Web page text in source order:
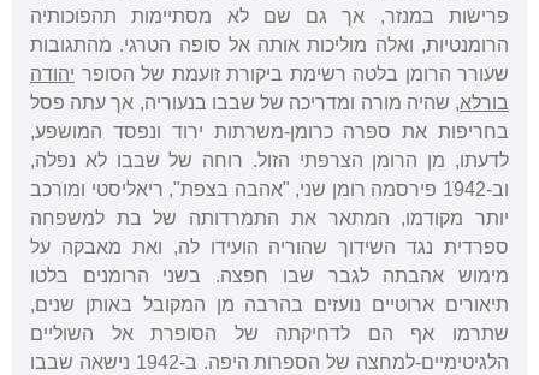
פרישות במנזר, אך גם שם לא מסתיימות תהפוכותיה
הרומנטיות, ואלה מוליכות אותה אל סופה הטרגי. מהתגובות
שעורר הרומן בלטה רשימת ביקורת זועמת של הסופר יהודה
בורלא, שהיה מורה ומדריכה של שבבו בנעוריה, אך עתה פסל
בחריפות את ספרה כרומן-משרתות ירוד ונפסד המושפע,
לדעתו, מן הרומן הצרפתי הזול. רוחה של שבבו לא נפלה,
וב-1942 פירסמה רומן שני, "אהבה בצפת", ריאליסטי ומורכב
יותר מקודמו, המתאר את התמרדותה של בת למשפחה
ספרדית נגד השידוך שהוריה הועידו לה, ואת מאבקה על
מימוש אהבתה לגבר שבו חפצה. בשני הרומנים בלטו
תיאורים ארוטיים נועזים בהרבה מן המקובל באותן שנים,
שתרמו אף הם לדחיקתה של הסופרת אל השוליים
הלגיטימיים-למחצה של הספרות היפה. ב-1942 נישאה שבבו